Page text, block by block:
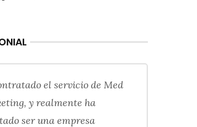
el servicio de Med
y realmente ha
ser una empresa